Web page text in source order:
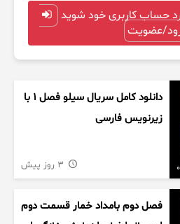
حساب کاربری خود شوید
عضویت
دانلود کامل سریال سیلو فصل ۱ با
زیرنویس فارسی
فصل دوم بامداد خمار قسمت دوم